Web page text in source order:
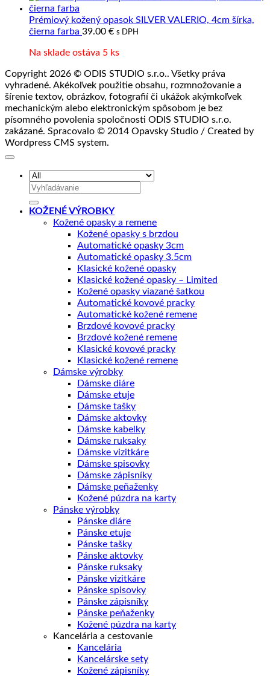
Prémiový kožený opasok SILVER VALERIO, 4cm šírka,
čierna farba 39.00 € s DPH
Na sklade ostáva 5 ks
Copyright 2026 © ODIS STUDIO s.r.o.. Všetky práva
vyhradené. Akékoľvek použitie obsahu, rozmnožovanie a
šírenie textov, obrázkov, fotografií či ukážok akýmkoľvek
mechanickým alebo elektronickým spôsobom je bez
písomného povolenia spoločnosti ODIS STUDIO s.r.o.
zakázané. Spracovalo © 2014 Opavsky Studio / Created by
Wordpress CMS system.
Hľadať:
KOŽENÉ VÝROBKY
Kožené opasky a remene
Kožené opasky s brzdou
Automatické opasky 3cm
Automatické opasky 3.5cm
Klasické kožené opasky
Klasické kožené opasky – Limited
Kožené opasky viazané šatkou
Automatické kovové pracky
Automatické kožené remene
Brzdové kovové pracky
Brzdové kožené remene
Klasické kovové pracky
Klasické kožené remene
Dámske výrobky
Dámske diáre
Dámske etuje
Dámske tašky
Dámske aktovky
Dámske kabelky
Dámske ruksaky
Dámske vizitkáre
Dámske spisovky
Dámske zápisníky
Dámske peňaženky
Kožené púzdra na karty
Pánske výrobky
Pánske diáre
Pánske etuje
Pánske tašky
Pánske aktovky
Pánske ruksaky
Pánske vizitkáre
Pánske spisovky
Pánske zápisníky
Pánske peňaženky
Kožené púzdra na karty
Kancelária a cestovanie
Kancelária
Kancelárske sety
Kožené zápisníky